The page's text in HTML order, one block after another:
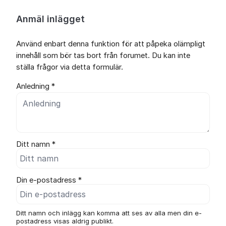
Anmäl inlägget
Använd enbart denna funktion för att påpeka olämpligt
innehåll som bör tas bort från forumet. Du kan inte
ställa frågor via detta formulär.
Anledning *
Ditt namn *
Din e-postadress *
Ditt namn och inlägg kan komma att ses av alla men din e-
postadress visas aldrig publikt.